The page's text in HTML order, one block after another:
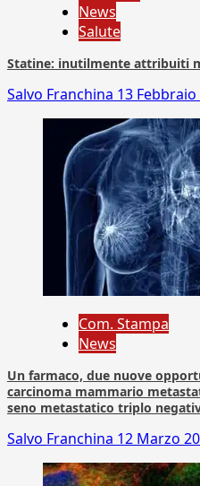
News
Salute
Statine: inutilmente attribuiti
Salvo Franchina 13 Febbraio
Com. Stampa
News
Un farmaco, due nuove
carcinoma mammario
seno metastatico triplo
Salvo Franchina 12 Marzo